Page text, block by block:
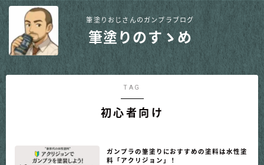
筆塗りおじさんのガンプラブログ
筆塗りのすゝめ
TAG
初心者向け
ガンプラの筆塗りにおすすめの塗料は水性塗
料「アクリジョン」！